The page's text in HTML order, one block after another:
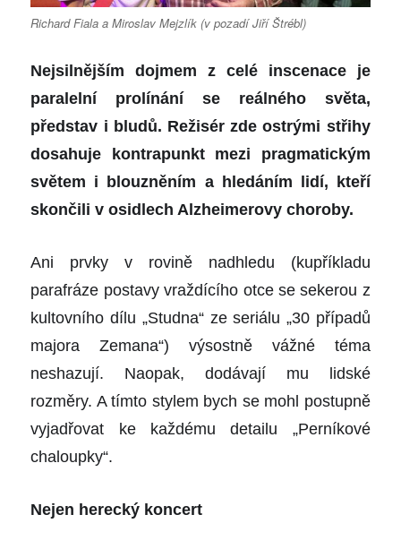
Richard Fiala a Miroslav Mejzlík (v pozadí Jiří Štrébl)
Nejsilnějším dojmem z celé inscenace je
paralelní prolínání se reálného světa,
představ i bludů. Režisér zde ostrými střihy
dosahuje kontrapunkt mezi pragmatickým
světem i blouzněním a hledáním lidí, kteří
skončili v osidlech Alzheimerovy choroby.
Ani prvky v rovině nadhledu (kupříkladu
parafráze postavy vraždícího otce se sekerou z
kultovního dílu „Studna“ ze seriálu „30 případů
majora Zemana“) výsostně vážné téma
neshazují. Naopak, dodávají mu lidské
rozměry. A tímto stylem bych se mohl postupně
vyjadřovat ke každému detailu „Perníkové
chaloupky“.
Nejen herecký koncert